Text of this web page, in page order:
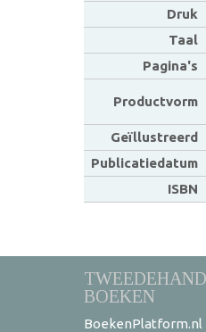
Druk
Taal
Pagina's
Productvorm
Geïllustreerd
Publicatiedatum
ISBN
BOEKEN
BoekenPlatform.nl